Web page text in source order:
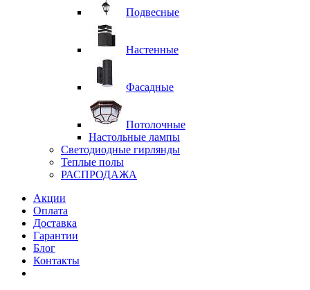
Подвесные
Настенные
Фасадные
Потолочные
Настольные лампы
Светодиодные гирлянды
Теплые полы
РАСПРОДАЖА
Акции
Оплата
Доставка
Гарантии
Блог
Контакты